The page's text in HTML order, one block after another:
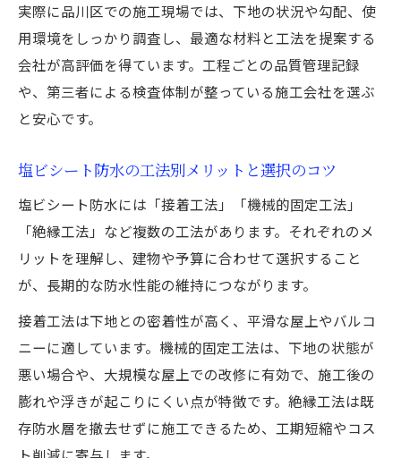
実際に品川区での施工現場では、下地の状況や勾配、使
用環境をしっかり調査し、最適な材料と工法を提案する
会社が高評価を得ています。工程ごとの品質管理記録
や、第三者による検査体制が整っている施工会社を選ぶ
と安心です。
塩ビシート防水の工法別メリットと選択のコツ
塩ビシート防水には「接着工法」「機械的固定工法」
「絶縁工法」など複数の工法があります。それぞれのメ
リットを理解し、建物や予算に合わせて選択すること
が、長期的な防水性能の維持につながります。
接着工法は下地との密着性が高く、平滑な屋上やバルコ
ニーに適しています。機械的固定工法は、下地の状態が
悪い場合や、大規模な屋上での改修に有効で、施工後の
膨れや浮きが起こりにくい点が特徴です。絶縁工法は既
存防水層を撤去せずに施工できるため、工期短縮やコス